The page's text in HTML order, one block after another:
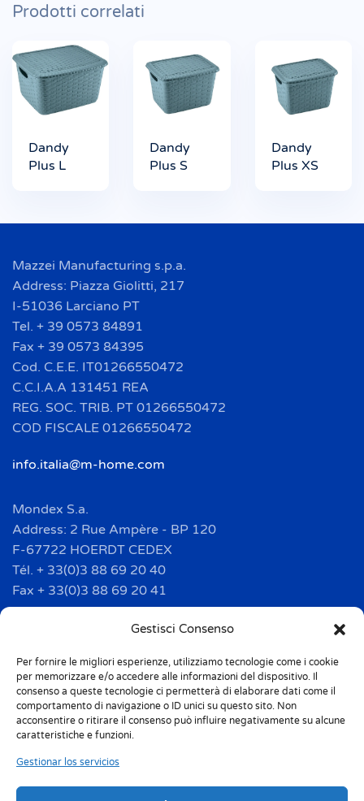
Gestisci Consenso
Per fornire le migliori esperienze, utilizziamo tecnologie come i cookie
per memorizzare e/o accedere alle informazioni del dispositivo. Il
consenso a queste tecnologie ci permetterà di elaborare dati come il
comportamento di navigazione o ID unici su questo sito. Non
acconsentire o ritirare il consenso può influire negativamente su alcune
caratteristiche e funzioni.
Gestionar los servicios
Prodotti correlati
Dandy
Plus L
Dandy
Plus S
Dandy
Plus XS
Mazzei Manufacturing s.p.a.
Address: Piazza Giolitti, 217
I-51036 Larciano PT
Tel. + 39 0573 84891
Fax + 39 0573 84395
Cod. C.E.E. IT01266550472
C.C.I.A.A 131451 REA
REG. SOC. TRIB. PT 01266550472
COD FISCALE 01266550472
info.italia@m-home.com
Mondex S.a.
Address: 2 Rue Ampère - BP 120
F-67722 HOERDT CEDEX
Tél. + 33(0)3 88 69 20 40
Fax + 33(0)3 88 69 20 41
info.france@m-home.com
Mondex Menaje España S.a.
Address: Ctra de Girona, km. 101.5
E-17160 Angles (Girona)
Tel. + 34 9 72 42 32 50
info.spain@m-home.com